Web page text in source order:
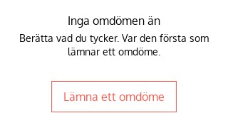
Inga omdömen än
Berätta vad du tycker. Var den första som
lämnar ett omdöme.
Lämna ett omdöme